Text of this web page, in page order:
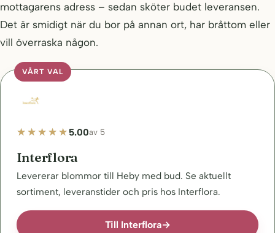
mottagarens adress – sedan sköter budet leveransen.
Det är smidigt när du bor på annan ort, har bråttom eller
vill överraska någon.
VÅRT VAL
5.00av 5
Interflora
Levererar blommor till Heby med bud. Se aktuellt
sortiment, leveranstider och pris hos Interflora.
Till Interflora→